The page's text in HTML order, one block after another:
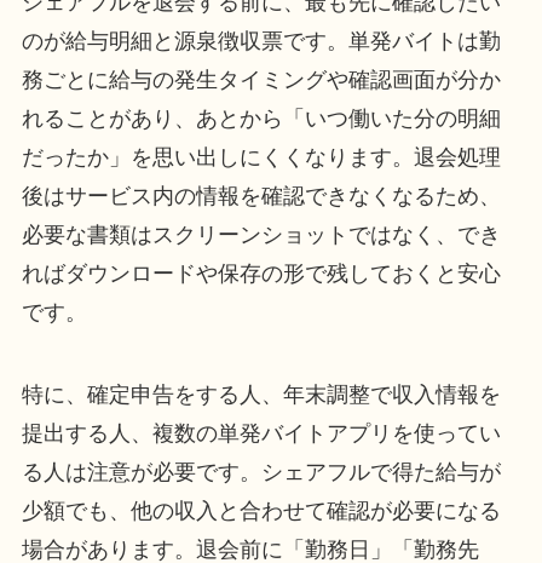
のが給与明細と源泉徴収票です。単発バイトは勤
務ごとに給与の発生タイミングや確認画面が分か
れることがあり、あとから「いつ働いた分の明細
だったか」を思い出しにくくなります。退会処理
後はサービス内の情報を確認できなくなるため、
必要な書類はスクリーンショットではなく、でき
ればダウンロードや保存の形で残しておくと安心
です。
特に、確定申告をする人、年末調整で収入情報を
提出する人、複数の単発バイトアプリを使ってい
る人は注意が必要です。シェアフルで得た給与が
少額でも、他の収入と合わせて確認が必要になる
場合があります。退会前に「勤務日」「勤務先